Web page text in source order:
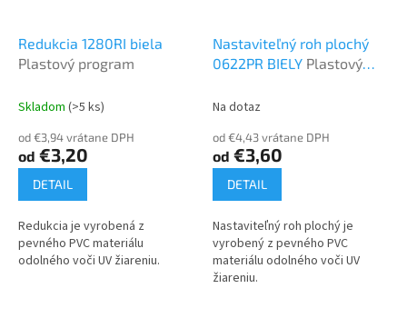
Redukcia 1280RI biela
Plastový program
Skladom (>5 ks)
od €3,94 vrátane DPH
od €3,20
DETAIL
Redukcia je vyrobená z
pevného PVC materiálu
odolného voči UV žiareniu.
Nastaviteľný roh plochý
0622PR BIELY Plastový
Na dotaz
od €4,43 vrátane DPH
od €3,60
DETAIL
Nastaviteľný roh plochý je
vyrobený z pevného PVC
materiálu odolného voči UV
žiareniu.